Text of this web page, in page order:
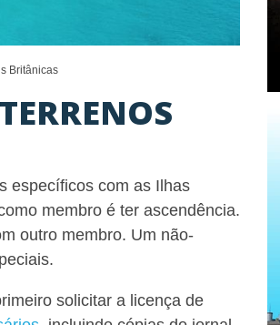
Britânicas
específicos com as Ilhas
membro é ter ascendência.
outro membro. Um não-
.
solicitar a licença de